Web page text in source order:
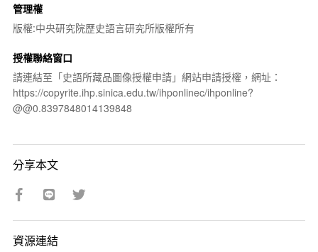
管理權
版權:中央研究院歷史語言研究所版權所有
授權聯絡窗口
請連結至「史語所藏品圖像授權申請」網站申請授權，網址：
https://copyrite.ihp.sinica.edu.tw/ihponlinec/ihponline?
@@0.8397848014139848
分享本文
資源連結